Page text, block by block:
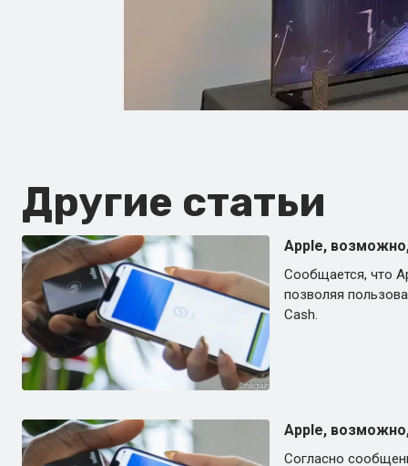
Другие статьи
Apple,
Сообщается, что
позволяя
Cash.
Apple,
Согласно